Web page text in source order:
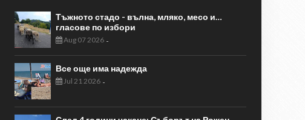
Тъжното стадо - вълна, мляко, месо и…
гласове по избори
Aug 07 2026-
Все още има надежда
Jul 21 2026-